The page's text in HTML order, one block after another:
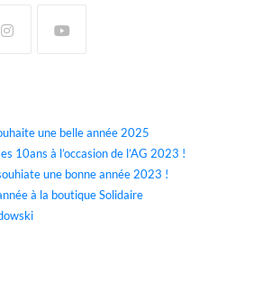
une belle année 2025
10ans à l’occasion de l’AG 2023 !
une bonne année 2023 !
à la boutique Solidaire